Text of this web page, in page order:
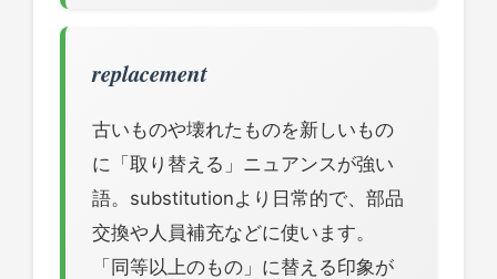
replacement
古いものや壊れたものを新しいもの
に「取り替える」ニュアンスが強い
語。substitutionより日常的で、部品
交換や人員補充などに使います。
「同等以上のもの」に替える印象が